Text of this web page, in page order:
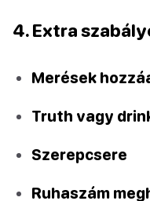
4. Extra
Merések
Truth vagy
Szerepcsere
Ruhaszám